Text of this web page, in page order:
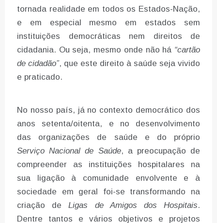
tornada realidade em todos os Estados-Nação,
e em especial mesmo em estados sem
instituições democráticas nem direitos de
cidadania. Ou seja, mesmo onde não há “cartão
de cidadão”, que este direito à saúde seja vivido
e praticado.
No nosso país, já no contexto democrático dos
anos setenta/oitenta, e no desenvolvimento
das organizações de saúde e do próprio
Serviço Nacional de Saúde, a preocupação de
compreender as instituições hospitalares na
sua ligação à comunidade envolvente e à
sociedade em geral foi-se transformando na
criação deLigas de Amigos dos Hospitais.
Dentre tantos e vários objetivos e projetos